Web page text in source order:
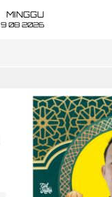
MINGGU
9 08 2026